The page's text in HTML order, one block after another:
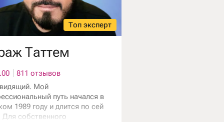
Топ эксперт
Таттем
811 отзывов
Мой
путь начался в
1989 году и длится по сей
Для собственного